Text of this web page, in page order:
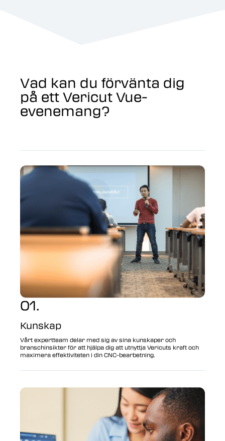
Vad kan du förvänta dig
på ett Vericut Vue-
evenemang?
01.
Kunskap
Vårt expertteam delar med sig av sina kunskaper och
branschinsikter för att hjälpa dig att utnyttja Vericuts kraft och
maximera effektiviteten i din CNC-bearbetning.